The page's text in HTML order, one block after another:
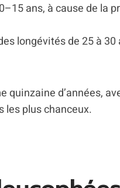
ans, à cause de la
longévités de 25 à 30
quinzaine d’années,
les plus chanceux.